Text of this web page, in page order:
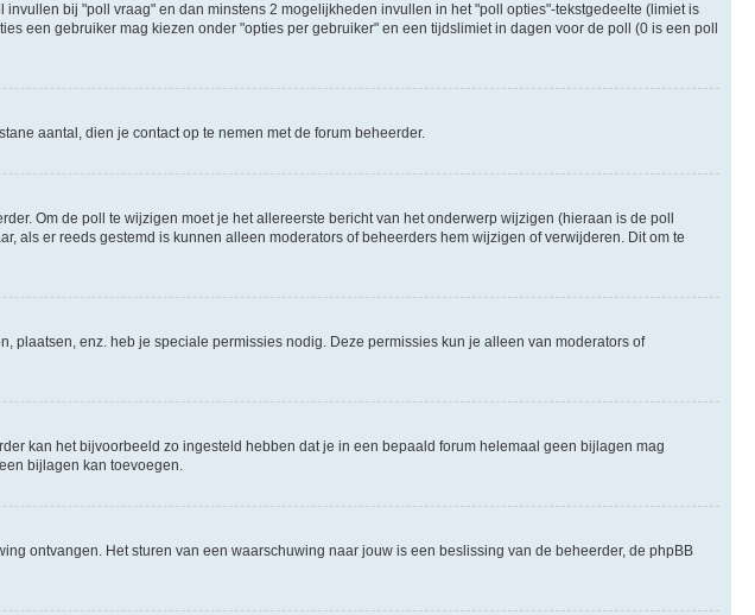
bij "poll vraag" en dan minstens 2 mogelijkheden invullen in het "poll opties"-tekstgedeelte (limiet is
een gebruiker mag kiezen onder "opties per gebruiker" en een tijdslimiet in dagen voor de poll (0 is een poll
aantal, dien je contact op te nemen met de forum beheerder.
Om de poll te wijzigen moet je het allereerste bericht van het onderwerp wijzigen (hieraan is de poll
als er reeds gestemd is kunnen alleen moderators of beheerders hem wijzigen of verwijderen. Dit om te
enz. heb je speciale permissies nodig. Deze permissies kun je alleen van moderators of
kan het bijvoorbeeld zo ingesteld hebben dat je in een bepaald forum helemaal geen bijlagen mag
bijlagen kan toevoegen.
ontvangen. Het sturen van een waarschuwing naar jouw is een beslissing van de beheerder, de phpBB